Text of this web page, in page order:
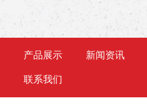
产品展示 新闻资讯
联系我们